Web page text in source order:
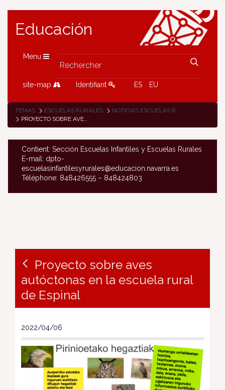
Educación
Menu
site-map Identifiant ES EU
TEMAS ESCUELAS RURALES
NOTICIAS ESCUELAS RURALES
PROYECTO SOBRE AVES AUTÓCTONAS EN LA ESCUELA RURAL DE ESPINAL
Contient: Sección Escuelas Infantiles y Escuelas Rurales
E-mail: dpto-
escuelasinfantilesyrurales@educacion.navarra.es
Téléphone: 848426555 – 848424803
Proyecto sobre aves
autóctonas en la escuela rural
de Espinal
2022/04/06